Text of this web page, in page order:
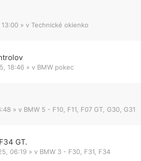
» v Technické okienko
18:46 » v BMW pokec
» v BMW 5 - F10, F11, F07 GT, G30, G31
GT.
06:19 » v BMW 3 - F30, F31, F34